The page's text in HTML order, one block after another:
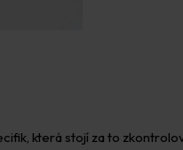
která stojí za to